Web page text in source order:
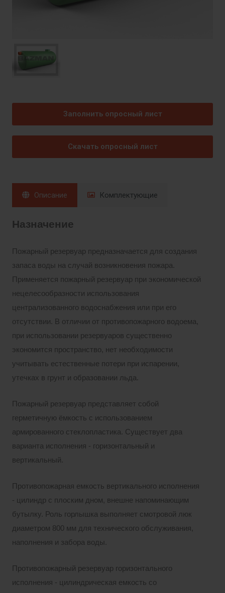
Заполнить опросный лист
Скачать опросный лист
Описание Комплектующие
Назначение
Пожарный резервуар предназначается для создания
запаса воды на случай возникновения пожара.
Применяется пожарный резервуар при экономической
нецелесообразности использования
централизованного водоснабжения или при его
отсутствии. В отличии от противопожарного водоема,
при использовании резервуаров существенно
экономится пространство, нет необходимости
учитывать естественные потери при испарении,
утечках в грунт и образовании льда.
Пожарный резервуар представляет собой
герметичную ёмкость с использованием
армированного стеклопластика. Существует два
варианта исполнения - горизонтальный и
вертикальный.
Противопожарная емкость вертикального исполнения
- цилиндр с плоским дном, внешне напоминающим
бутылку. Роль горлышка выполняет смотровой люк
диаметром 800 мм для технического обслуживания,
наполнения и забора воды.
Противопожарный резервуар горизонтального
исполнения - цилиндрическая емкость со